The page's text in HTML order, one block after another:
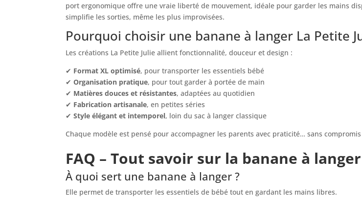
port ergonomique offre une vraie liberté de mouvement, idéale pour garder les mains
simplifie les sorties, même les plus improvisées.
Pourquoi choisir une banane à langer La Petite
Les créations La Petite Julie allient fonctionnalité, douceur et design :
✔ Format XL optimisé, pour transporter les essentiels bébé
✔Organisation pratique, pour tout garder à portée de main
✔ Matières douces et résistantes, adaptées au quotidien
✔ Fabrication artisanale, en petites séries
✔Style élégant et intemporel, loin du sac à langer classique
Chaque modèle est pensé pour accompagner les parents avec praticité… sans
FAQ – Tout savoir sur la banane à langer
À quoi sert une banane à langer ?
Elle permet de transporter les essentiels de bébé tout en gardant les mains libres.